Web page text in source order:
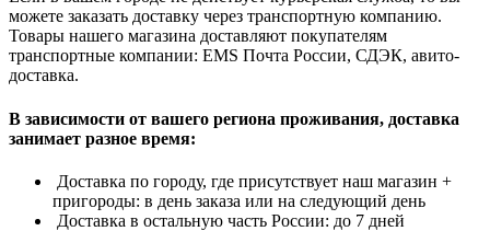
можете заказать доставку через транспортную компанию.
Товары нашего магазина доставляют покупателям
транспортные компании: EMS Почта России, СДЭК, авито-
доставка.
В зависимости от вашего региона проживания, доставка
занимает разное время:
Доставка по городу, где присутствует наш магазин +
пригороды: в день заказа или на следующий день
Доставка в остальную часть России: до 7 дней